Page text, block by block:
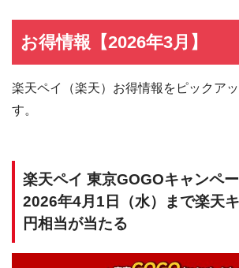
お得情報【2026年3月】
楽天ペイ（楽天）お得情報をピックア
す。
楽天ペイ 東京GOGOキャンペ
2026年4月1日（水）まで楽天
円相当が当たる